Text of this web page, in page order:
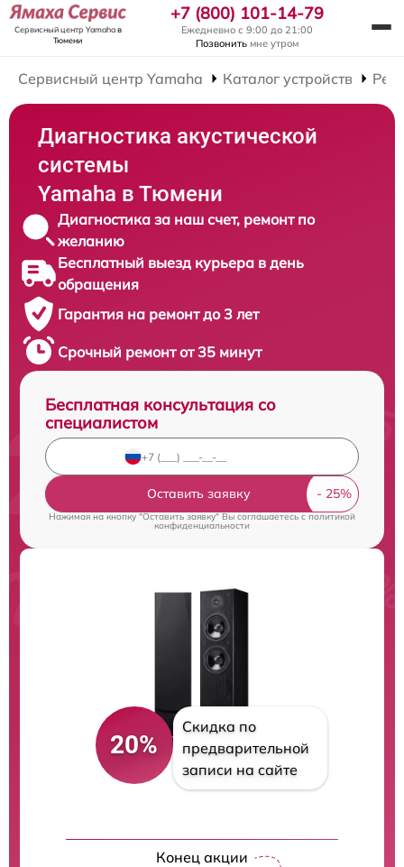
Сервисный центр Yamahaв
Тюмени
+7 (800) 101-14-79
Ежедневно с 9:00 до 21:00
Позвонить мне утром
Сервисный центр Yamaha Каталог устройств
Диагностика акустической
системы
Yamaha в Тюмени
Диагностика за наш счет, ремонт по
желанию
Бесплатный выезд курьера в день
обращения
Гарантия на ремонт до 3 лет
Срочный ремонт от 35 минут
Бесплатная консультация со
специалистом
Оставить заявку
Нажимая на кнопку "Оставить заявку" Вы соглашаетесь cполитикой
конфиденциальности
20%
Скидка по
предварительной
записи на сайте
Конец акции